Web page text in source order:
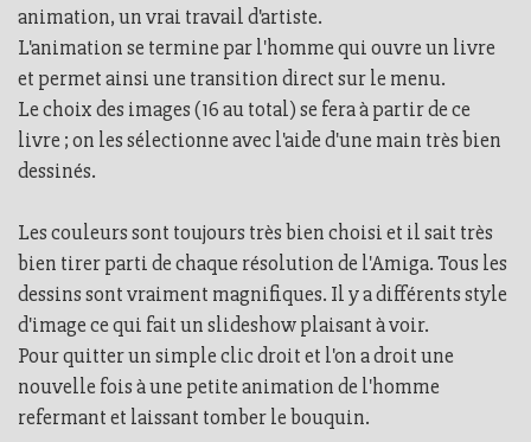
animation, un vrai travail d'artiste.
L'animation se termine par l'homme qui ouvre un livre
et permet ainsi une transition direct sur le menu.
Le choix des images (16 au total) se fera à partir de ce
livre ; on les sélectionne avec l'aide d'une main très bien
dessinés.
Les couleurs sont toujours très bien choisi et il sait très
bien tirer parti de chaque résolution de l'Amiga. Tous les
dessins sont vraiment magnifiques. Il y a différents style
d'image ce qui fait un slideshow plaisant à voir.
Pour quitter un simple clic droit et l'on a droit une
nouvelle fois à une petite animation de l'homme
refermant et laissant tomber le bouquin.